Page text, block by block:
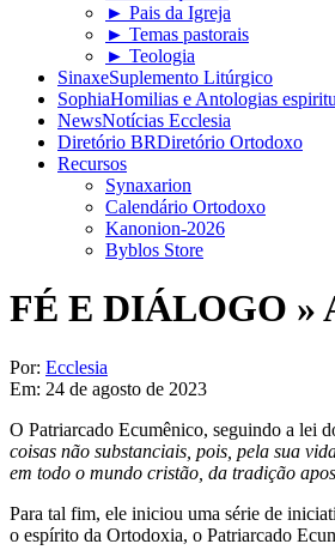
► Pais da Igreja
► Temas pastorais
► Teologia
SinaxeSuplemento Litúrgico
SophiaHomilias e Antologias
NewsNotícias Ecclesia
Diretório BRDiretório Ortodoxo
Recursos
Synaxarion
Calendário Ortodoxo
Kanonion-2026
Byblos Store
FÉ E DIÁLOGO »
Por: Ecclesia
Em: 24 de agosto de 2023
O Patriarcado Ecumênico, seguindo a lei
coisas não substanciais, pois, pela sua
em todo o mundo cristão, da tradição
Para tal fim, ele iniciou uma série de
o espírito da Ortodoxia, o Patriarcado